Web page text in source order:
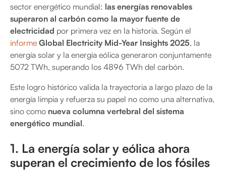
sector energético mundial: las energías renovables
superaron al carbón como la mayor fuente de
electricidad por primera vez en la historia. Según el
informe Global Electricity Mid-Year Insights 2025, la
energía solar y la energía eólica generaron conjuntamente
5072 TWh, superando los 4896 TWh del carbón.
Este logro histórico valida la trayectoria a largo plazo de la
energía limpia y refuerza su papel no como una alternativa,
sino como nueva columna vertebral del sistema
energético mundial.
1. La energía solar y eólica ahora
superan el crecimiento de los fósiles